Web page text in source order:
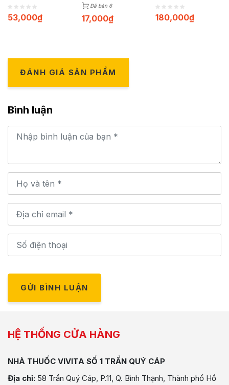
53,000₫
Đã bán 6
17,000₫ 180,000₫
ĐÁNH GIÁ SẢN PHẨM
Bình luận
GỬI BÌNH LUẬN
HỆ THỐNG CỬA HÀNG
NHÀ THUỐC VIVITA SỐ 1 TRẦN QUÝ CÁP
Địa chỉ: 58 Trần Quý Cáp, P.11, Q. Bình Thạnh, Thành phố Hồ